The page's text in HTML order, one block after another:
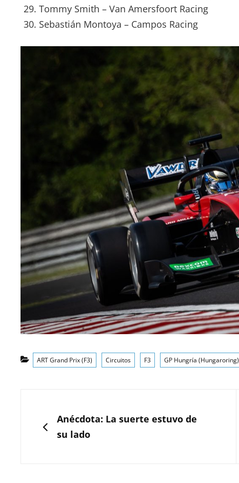
Tommy Smith – Van Amersfoort Racing
Sebastián Montoya – Campos Racing
Categorías
ART Grand Prix (F3) Circuitos F3 GP Hungría (Hungaroring)
entradas
ANTERIOR
Anécdota: La suerte estuvo de
su lado